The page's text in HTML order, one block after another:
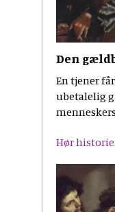
Den
En tjener
ubetalelig
Hør